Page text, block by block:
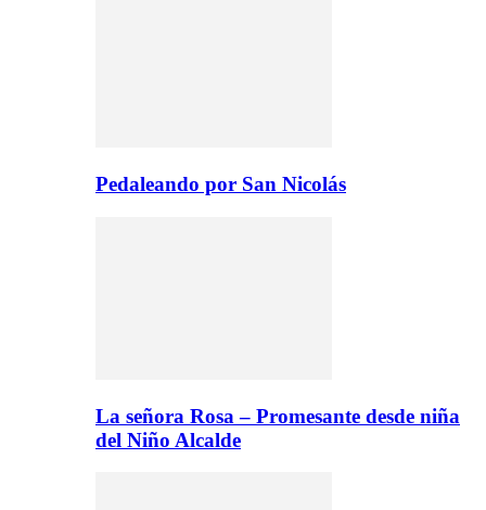
Pedaleando por San Nicolás
La señora Rosa – Promesante desde niña
del Niño Alcalde